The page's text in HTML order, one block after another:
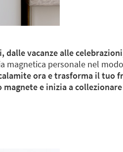
vacanze alle
magnetica personale nel
ora e trasforma il tuo
e inizia a